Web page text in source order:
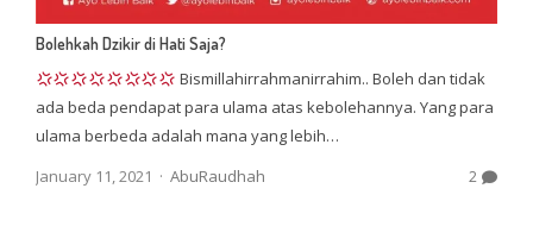
Bolehkah Dzikir di Hati Saja?
Bismillahirrahmanirrahim.. Boleh dan tidak
ada beda pendapat para ulama atas kebolehannya. Yang para
ulama berbeda adalah mana yang lebih…
January 11, 2021
Author
AbuRaudhah 2